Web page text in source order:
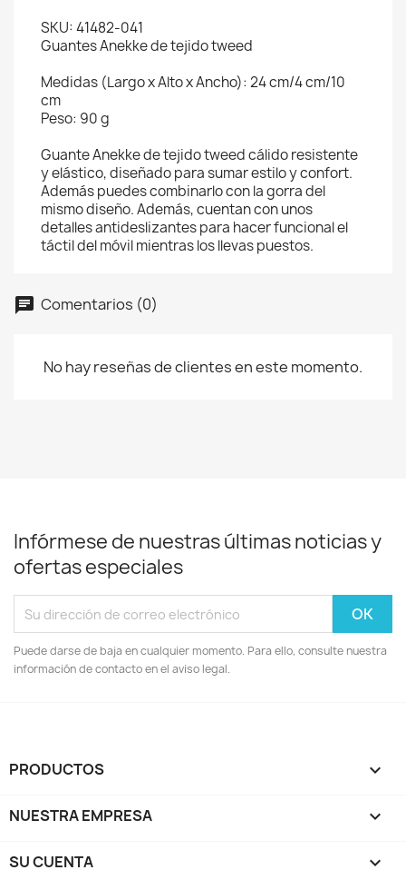
SKU: 41482-041
Guantes Anekke de tejido tweed
Medidas (Largo x Alto x Ancho): 24 cm/4 cm/10
cm
Peso: 90 g
Guante Anekke de tejido tweed cálido resistente
y elástico, diseñado para sumar estilo y confort.
Además puedes combinarlo con la gorra del
mismo diseño. Además, cuentan con unos
detalles antideslizantes para hacer funcional el
táctil del móvil mientras los llevas puestos.
Comentarios (0)
No hay reseñas de clientes en este momento.
Infórmese de nuestras últimas noticias y
ofertas especiales
Puede darse de baja en cualquier momento. Para ello, consulte nuestra
información de contacto en el aviso legal.
PRODUCTOS 
NUESTRA EMPRESA 
SU CUENTA 